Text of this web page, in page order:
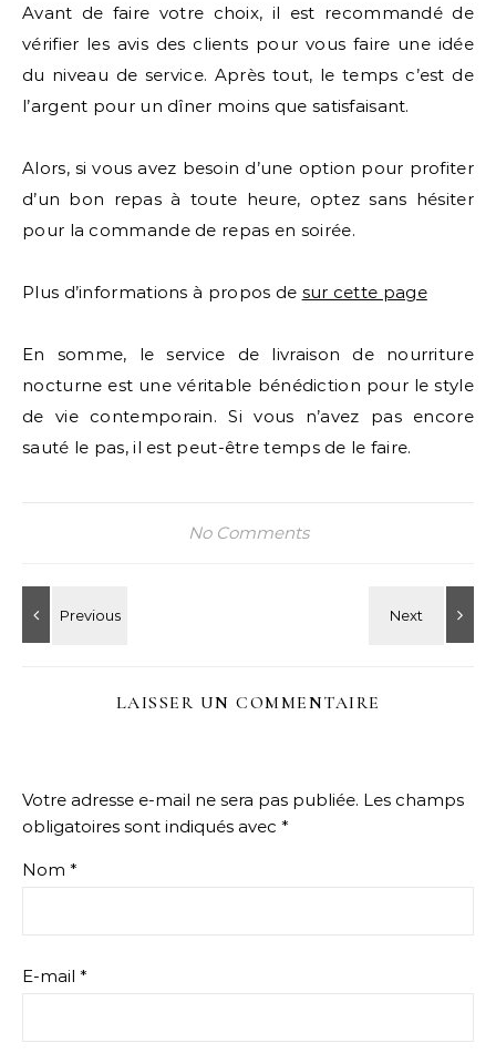
Avant de faire votre choix, il est recommandé de
vérifier les avis des clients pour vous faire une idée
du niveau de service. Après tout, le temps c’est de
l’argent pour un dîner moins que satisfaisant.
Alors, si vous avez besoin d’une option pour profiter
d’un bon repas à toute heure, optez sans hésiter
pour la commande de repas en soirée.
Plus d’informations à propos de sur cette page
En somme, le service de livraison de nourriture
nocturne est une véritable bénédiction pour le style
de vie contemporain. Si vous n’avez pas encore
sauté le pas, il est peut-être temps de le faire.
No Comments
LAISSER UN COMMENTAIRE
Votre adresse e-mail ne sera pas publiée. Les champs
obligatoires sont indiqués avec *
Nom *
E-mail *